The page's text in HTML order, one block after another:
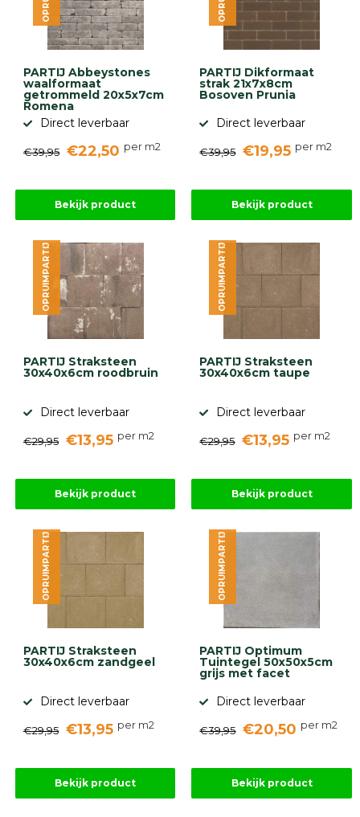
Overig
Kunstgras
Compleet
tuinproject
(informatie)
9.1
gebaseerd
PARTIJ Abbeystones
waalformaat
getrommeld 20x5x7cm
Romena
Direct leverbaar
€39,95 €22,50 per m2
Bekijk product
PARTIJ Dikformaat
strak 21x7x8cm
Bosoven Prunia
Direct leverbaar
€39,95 €19,95 per m2
Bekijk product
PARTIJ Straksteen
30x40x6cm roodbruin
Direct leverbaar
€29,95 €13,95 per m2
OPRUIMPARTIJ
Bekijk product
PARTIJ Straksteen
30x40x6cm taupe
Direct leverbaar
€29,95 €13,95 per m2
OPRUIMPARTIJ
Bekijk product
PARTIJ Straksteen
30x40x6cm zandgeel
Direct leverbaar
€29,95 €13,95 per m2
OPRUIMPARTIJ
Bekijk product
PARTIJ Optimum
Tuintegel 50x50x5cm
grijs met facet
Direct leverbaar
€39,95 €20,50 per m2
OPRUIMPARTIJ
Bekijk product